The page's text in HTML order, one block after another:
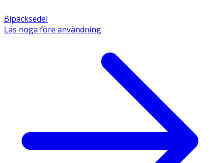
Bipacksedel
Läs noga före användning